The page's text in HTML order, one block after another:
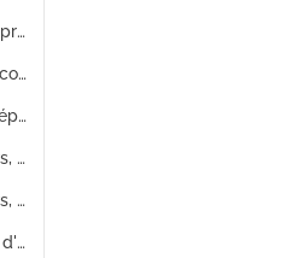
Contrat de ville.- organismes et institutions financeurs de projets tous quartiers, statistiques sur la sécurité de l'ensemble des quartiers : comptes rendus, arrêtés préfectoraux, correspondance, rapports, comptes administratifs
Contrat de ville.- projets de l'ensemble des quartiers, concours d'élaboration de scénario pour réaliser un film, réalisation d'un programme d'activité pour jeunes durant les grandes vacances d'été, études de besoins et de faisabilité de projets : synthèses, comptes-rendus.
Contrat de ville.- achèvement du contrat de ville 1999, préparation du contrat de ville 2000/2006, projets de 1999 non retenus, formation de bénévoles, programmes d'interventions visant à modifier l'image du quartier Clairs-Soleils, classification des livres d'une bibliothèque par les enfants de l'école primaire Condorcet, animations théâtrales (Montrapon) par la compagnie Tohu Bohu : articles de presse, bilans, budgets, comptes annuels, rapport d'activités, statuts
Contrat de ville.- actions de prévention pour tous quartiers, aide aux victimes d'infractions, questionnaire/sondage sur la sécurité publique, soins accordés aux toxicomanes, développement de la lecture dans les maisons d'arrêts, lutte contre la discrimination : documents de synthèse, comptes administratifs, statistiques de fonctionnement et d'activités, correspondance, attestations de réalisation, listes de membres
Contrat de ville.- actions de prévention pour tous quartiers, réalisation d'un document par des jeunes de quartier (nommé Démo Jeunes) pour sensibiliser (peine de mort, clandestinité, racisme, armes, contrefaçons, prostitution etc), planning des animations (fête de quartier de Planoise), projet de croisière en mer avec des jeunes (Clairs-Soleils, Planoise et Rosemont Saint Ferjeux), activité de parapente : articles de presse, factures, devis, conventions, statuts, comptes de résultats, procès-verbal
Contrat de ville.- subventions accordées par le FAS (fond d'aide au sport), diverses actions sportives réalisées (création d'équipes, animations d'équipes etc) par le biais de différents sports (handball, basketball, karaté, boxe, lutte etc), témoignages de stagiaires : factures, attestations, comptes et notes de frais d'associations sportives, articles de presse, budgets prévisionnels, bilans financiers.